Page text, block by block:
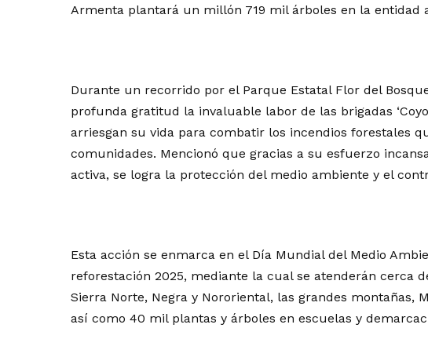
Armenta plantará un millón 719 mil árboles en la entidad
Durante un recorrido por el Parque Estatal Flor del
profunda gratitud la invaluable labor de las brigadas
arriesgan su vida para combatir los incendios forestales
comunidades. Mencionó que gracias a su esfuerzo
activa, se logra la protección del medio ambiente y el
Esta acción se enmarca en el Día Mundial del Medio
reforestación 2025, mediante la cual se atenderán cerca
Sierra Norte, Negra y Nororiental, las grandes montañas,
así como 40 mil plantas y árboles en escuelas y